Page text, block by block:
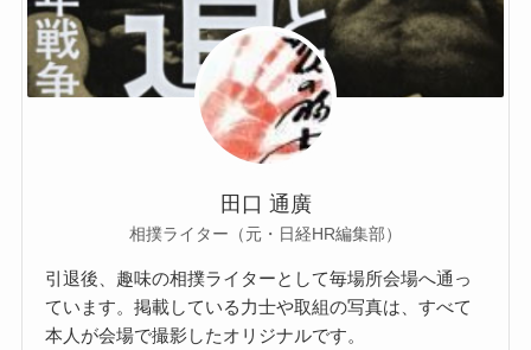
田口 通廣
相撲ライター（元・日経HR編集部）
引退後、趣味の相撲ライターとして毎場所会場へ通っ
ています。掲載している力士や取組の写真は、すべて
本人が会場で撮影したオリジナルです。